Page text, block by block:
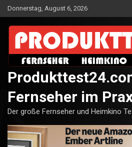
Skip
to
content
Donnerstag, August 6, 2026
Fernseher im
Der große Fernseher und Heimkino